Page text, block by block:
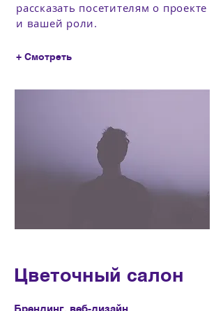
рассказать посетителям о проекте
и вашей роли.
+ Смотреть
Цветочный салон
Брендинг, веб-дизайн